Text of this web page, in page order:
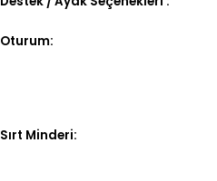
Oturum:
Sırt Minderi: